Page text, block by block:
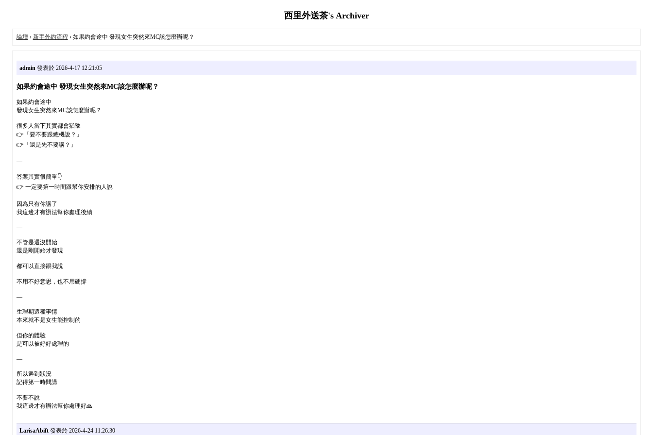
西里外送茶's Archiver
論壇› 新手外約流程 › 如果約會途中 發現女生突然來MC該怎麼辦呢？
admin發表於 2026-4-17 12:21:05
如果約會途中 發現女生突然來MC該怎麼辦呢？
如果約會途中
發現女生突然來MC該怎麼辦呢？
很多人當下其實都會猶豫
👉「要不要跟總機說？」
👉「還是先不要講？」
—
答案其實很簡單👇
👉 一定要第一時間跟幫你安排的人說
因為只有你講了
我這邊才有辦法幫你處理後續
—
不管是還沒開始
還是剛開始才發現
都可以直接跟我說
不用不好意思，也不用硬撐
—
生理期這種事情
本來就不是女生能控制的
但你的體驗
是可以被好好處理的
—
所以遇到狀況
記得第一時間講
不要不說
我這邊才有辦法幫你處理好🙏
LarisaAbift發表於 2026-4-24 11:26:30